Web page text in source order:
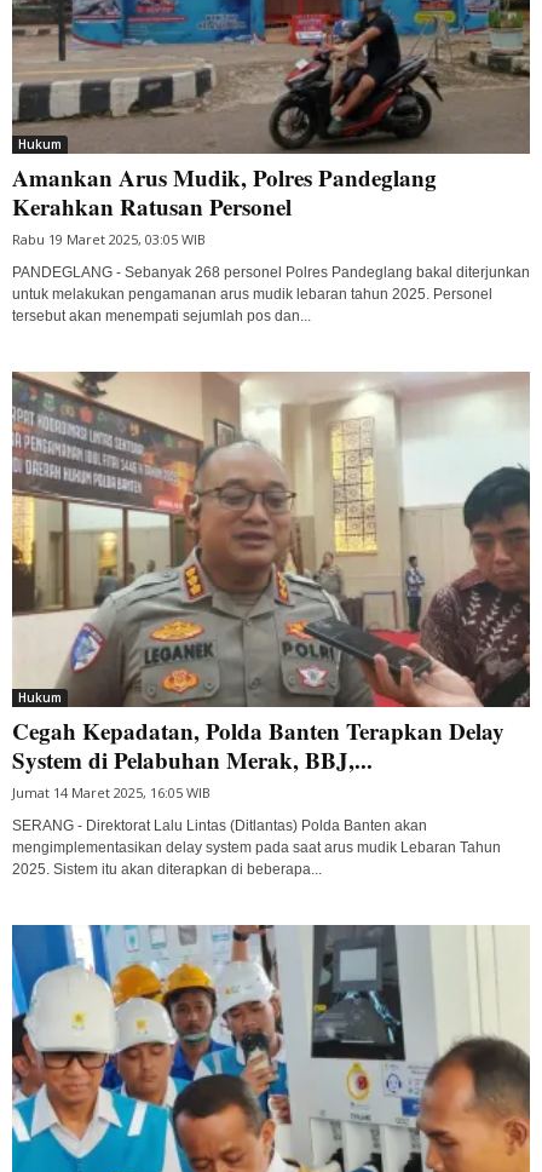
Hukum
Amankan Arus Mudik, Polres Pandeglang
Kerahkan Ratusan Personel
Rabu 19 Maret 2025, 03:05 WIB
PANDEGLANG - Sebanyak 268 personel Polres Pandeglang bakal diterjunkan
untuk melakukan pengamanan arus mudik lebaran tahun 2025. Personel
tersebut akan menempati sejumlah pos dan...
Hukum
Cegah Kepadatan, Polda Banten Terapkan Delay
System di Pelabuhan Merak, BBJ,...
Jumat 14 Maret 2025, 16:05 WIB
SERANG - Direktorat Lalu Lintas (Ditlantas) Polda Banten akan
mengimplementasikan delay system pada saat arus mudik Lebaran Tahun
2025. Sistem itu akan diterapkan di beberapa...